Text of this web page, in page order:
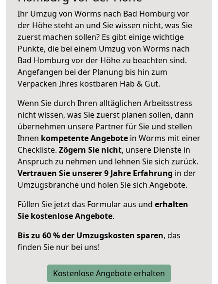
Ihr Umzug von Worms nach Bad Homburg vor
der Höhe steht an und Sie wissen nicht, was Sie
zuerst machen sollen? Es gibt einige wichtige
Punkte, die bei einem Umzug von Worms nach
Bad Homburg vor der Höhe zu beachten sind.
Angefangen bei der Planung bis hin zum
Verpacken Ihres kostbaren Hab & Gut.
Wenn Sie durch Ihren alltäglichen Arbeitsstress
nicht wissen, was Sie zuerst planen sollen, dann
übernehmen unsere Partner für Sie und stellen
Ihnen kompetente Angebote in Worms mit einer
Checkliste. Zögern Sie nicht, unsere Dienste in
Anspruch zu nehmen und lehnen Sie sich zurück.
Vertrauen Sie unserer 9 Jahre Erfahrung in der
Umzugsbranche und holen Sie sich Angebote.
Füllen Sie jetzt das Formular aus und erhalten
Sie kostenlose Angebote.
Bis zu 60 % der Umzugskosten sparen, das
finden Sie nur bei uns!
Kostenlose Angebote erhalten